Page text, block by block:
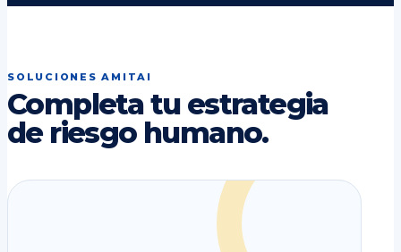
SOLUCIONES AMITAI
Completa tu estrategia
de riesgo humano.